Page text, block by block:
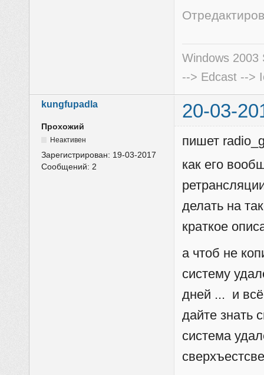
Windows 2003
--> Edcast -->
kungfupadla 20-03-
Прохожий
Неактивен
Зарегистрирован: 19-03-2017
Сообщений: 2
пишет
как его
делать на
краткое
а чтоб не
систему
дней ... и
дайте знать
система